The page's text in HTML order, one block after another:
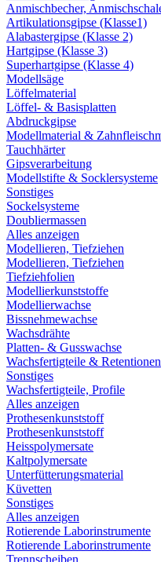
Anmischbecher,
Artikulationsgipse (Klasse1)
Alabastergipse (Klasse 2)
Hartgipse (Klasse 3)
Superhartgipse (Klasse 4)
Modellsäge
Löffelmaterial
Löffel- & Basisplatten
Abdruckgipse
Modellmaterial &
Tauchhärter
Gipsverarbeitung
Modellstifte & Socklersysteme
Sonstiges
Sockelsysteme
Doubliermassen
Alles anzeigen
Modellieren, Tiefziehen
Modellieren, Tiefziehen
Tiefziehfolien
Modellierkunststoffe
Modellierwachse
Bissnehmewachse
Wachsdrähte
Platten- & Gusswachse
Wachsfertigteile & Retentionen
Sonstiges
Wachsfertigteile, Profile
Alles anzeigen
Prothesenkunststoff
Prothesenkunststoff
Heisspolymersate
Kaltpolymersate
Unterfütterungsmaterial
Küvetten
Sonstiges
Alles anzeigen
Rotierende Laborinstrumente
Rotierende Laborinstrumente
Trennscheiben